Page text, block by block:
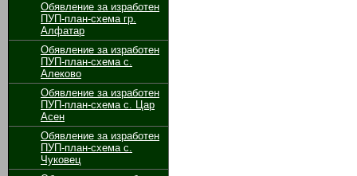
Обявление за изработен
ПУП-план-схема гр.
Алфатар
Обявление за изработен
ПУП-план-схема с.
Алеково
Обявление за изработен
ПУП-план-схема с. Цар
Асен
Обявление за изработен
ПУП-план-схема с.
Чуковец